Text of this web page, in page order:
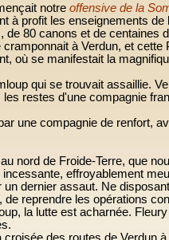
notreoffensive de la
à profit les enseignements
de 80 canons et de
cramponnait à Verdun, et
où se manifestait la
qui se trouvait assaillie.
restes d'une compagnie
une compagnie de renfort,
nord de Froide-Terre, que
effroyablement
un dernier assaut. Ne
reprendre les opérations
la lutte est acharnée.